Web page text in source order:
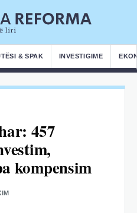
& SPAK INVESTIGIME
457
kompensim